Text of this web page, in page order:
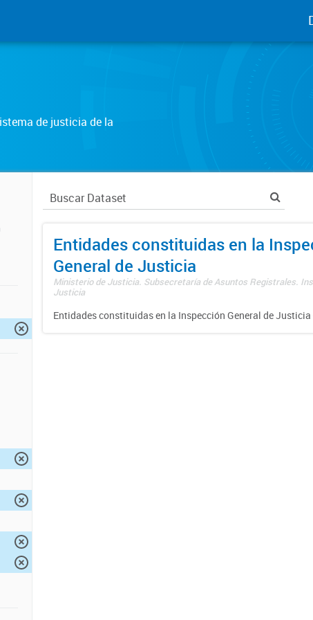
de justicia de la
Entidades constituidas en la
General de Justicia
Ministerio de Justicia. Subsecretaría de Asuntos Registrales.
Justicia
Entidades constituidas en la Inspección General de Justicia